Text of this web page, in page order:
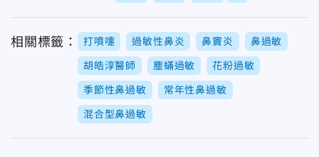
相關標籤： 打噴嚏 過敏性鼻炎 鼻竇炎 鼻過敏
胡皓淳醫師 塵蟎過敏 花粉過敏
季節性鼻過敏 常年性鼻過敏
混合型鼻過敏